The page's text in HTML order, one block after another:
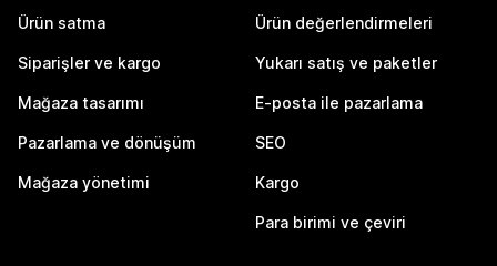
Ürün satma
Siparişler ve kargo
Mağaza tasarımı
Pazarlama ve dönüşüm
Mağaza yönetimi
Ürün değerlendirmeleri
Yukarı satış ve paketler
E-posta ile pazarlama
SEO
Kargo
Para birimi ve çeviri